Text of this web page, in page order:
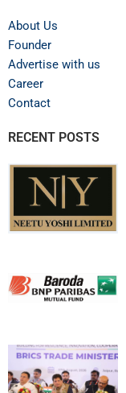
About Us
Founder
Advertise with us
Career
Contact
RECENT POSTS